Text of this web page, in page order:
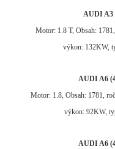
AUDI A3
Motor: 1.8 T, Obsah:
výkon: 132KW,
AUDI A6
Motor: 1.8, Obsah: 1781,
výkon: 92KW,
AUDI A6